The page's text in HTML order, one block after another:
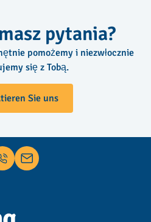
pytania?
pomożemy i niezwłocznie
się z Tobą.
Sie uns